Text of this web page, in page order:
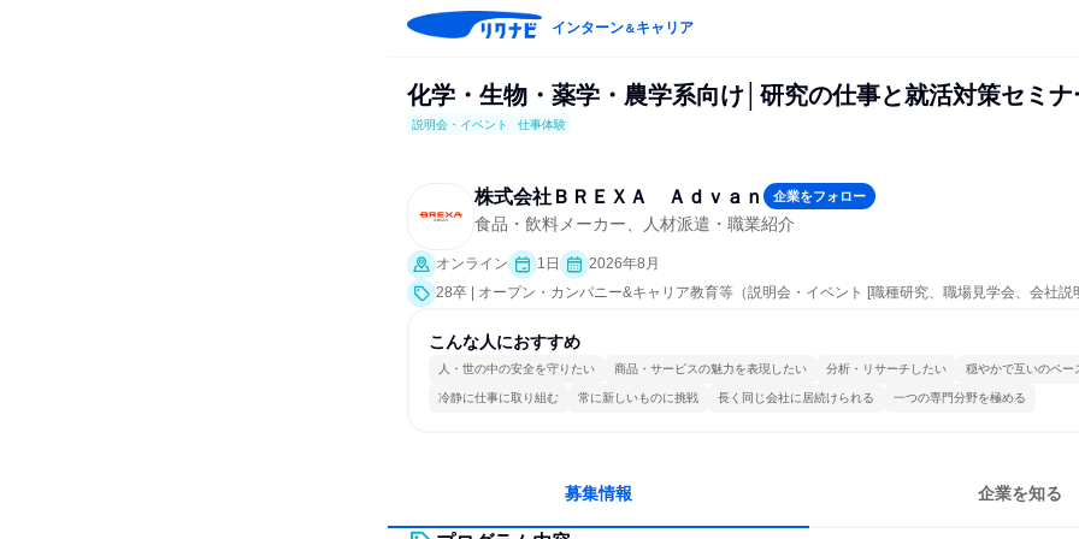
インターン＆キャリア
化学・生物・薬学・農学系向け│研究の仕事と就活対策セミナ
説明会・イベント 仕事体験
株式会社ＢＲＥＸＡ Ａｄｖａｎ 企業をフォロー
食品・飲料メーカー、人材派遣・職業紹介
オンライン 1日
2026年8月
28卒 | オープン・カンパニー&キャリア教育等（説明会・イベント [職種研究、職場見学会、会社説
こんな人におすすめ
人・世の中の安全を守りたい 商品・サービスの魅力を表現したい 分析・リサーチしたい 穏やかで互いのペー
冷静に仕事に取り組む 常に新しいものに挑戦 長く同じ会社に居続けられる 一つの専門分野を極める
募集情報 企業を知る